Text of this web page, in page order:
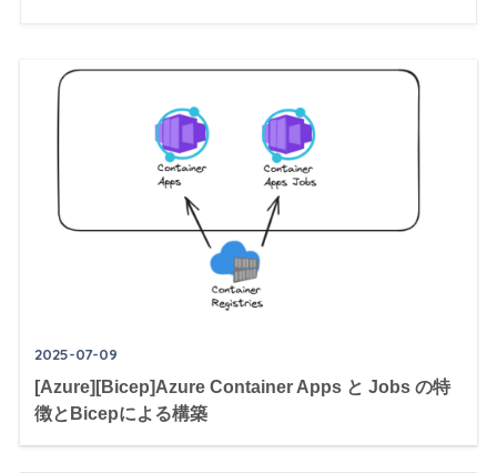
2025-07-09
[Azure][Bicep]Azure Container Apps と Jobs の特
徴とBicepによる構築